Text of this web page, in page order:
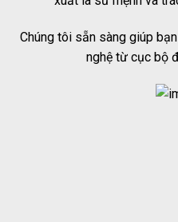
Chúng tôi sẵn sàng giúp
nghệ từ cục bộ